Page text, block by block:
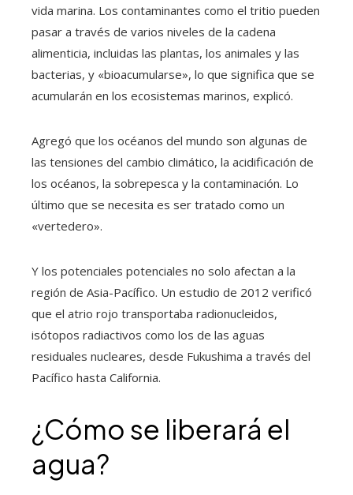
vida marina. Los contaminantes como el tritio pueden
pasar a través de varios niveles de la cadena
alimenticia, incluidas las plantas, los animales y las
bacterias, y «bioacumularse», lo que significa que se
acumularán en los ecosistemas marinos, explicó.
Agregó que los océanos del mundo son algunas de
las tensiones del cambio climático, la acidificación de
los océanos, la sobrepesca y la contaminación. Lo
último que se necesita es ser tratado como un
«vertedero».
Y los potenciales potenciales no solo afectan a la
región de Asia-Pacífico. Un estudio de 2012 verificó
que el atrio rojo transportaba radionucleidos,
isótopos radiactivos como los de las aguas
residuales nucleares, desde Fukushima a través del
Pacífico hasta California.
¿Cómo se liberará el
agua?